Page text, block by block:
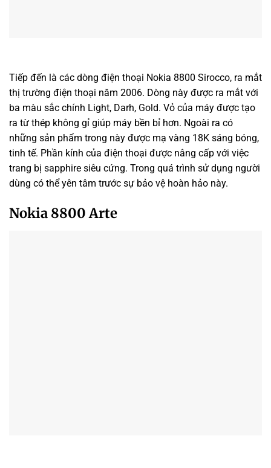
Tiếp đến là các dòng điện thoại Nokia 8800 Sirocco, ra mắt
thị trường điện thoại năm 2006. Dòng này được ra mắt với
ba màu sắc chính Light, Darh, Gold. Vỏ của máy được tạo
ra từ thép không gỉ giúp máy bền bỉ hơn. Ngoài ra có
những sản phẩm trong này được mạ vàng 18K sáng bóng,
tinh tế. Phần kính của điện thoại được nâng cấp với việc
trang bị sapphire siêu cứng. Trong quá trình sử dụng người
dùng có thể yên tâm trước sự bảo vệ hoàn hảo này.
Nokia 8800 Arte